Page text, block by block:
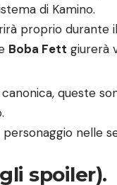
di Kamino.
proprio durante
Boba Fett giurerà
queste
personaggio nelle
spoiler).